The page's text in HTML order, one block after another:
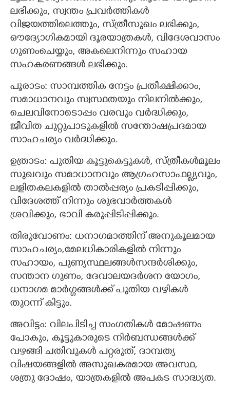
ലഭിക്കും, സ്വന്തം പ്രവർത്തികൾ
വിജയത്തിലെത്തും, സ്ത്രീസുഖം ലഭിക്കും,
ഔദ്യോഗികമായി ദൂരയാത്രകൾ, വിദേശവാസം
ഗുണംചെയ്യും, അകലെനിന്നും സഹായ
സഹകരണങ്ങൾ ലഭിക്കും.
പൂരാടം: സാമ്പത്തിക നേട്ടം പ്രതീക്ഷിക്കാം,
സമാധാനവും സ്വസ്ഥതയും നിലനിൽക്കും,
ചെലവിനോടൊപ്പം വരവും വർദ്ധിക്കും,
ജീവിത ചുറ്റുപാടുകളിൽ സന്തോഷപ്രദമായ
സാഹചര്യം വർദ്ധിക്കും.
ഉത്രാടം: പുതിയ കൂട്ടുകെട്ടുകൾ, സ്ത്രീകൾമൂലം
സുഖവും സമാധാനവും ആഗ്രഹസാഫല്ല്യവും,
ലളിതകലകളിൽ താൽപ്പര്യം പ്രകടിപ്പിക്കും,
വിദേശത്ത് നിന്നും ശുഭവാർത്തകൾ
ശ്രവിക്കും, ഭാവി കരുപ്പിടിപ്പിക്കും.
തിരുവോണം: ധനാഗമാത്തിന് അനുകൂലമായ
സാഹചര്യം,മേലധികാരികളിൽ നിന്നും
സഹായം, പുണ്യസ്ഥലങ്ങൾസന്ദർശിക്കും,
സന്താന ഗുണം, ദേവാലയദർശന യോഗം,
ധനാഗമ മാർഗ്ഗങ്ങൾക്ക് പുതിയ വഴികൾ
തുറന്ന് കിട്ടും.
അവിട്ടം: വിലപിടിച്ച സംഗതികൾ മോഷണം
പോകും, കൂട്ടുകാരുടെ നിർബന്ധങ്ങൾക്ക്
വഴങ്ങി ചതിവുകൾ പറ്റരുത്, ദാമ്പത്യ
വിഷയങ്ങളിൽ അസുഖകരമായ അവസ്ഥ,
ശത്രു ദോഷം, യാത്രകളിൽ അപകട സാദ്ധ്യത.